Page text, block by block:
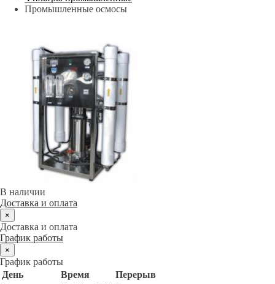
Промышленные осмосы
В наличии
Доставка и оплата
×
Доставка и оплата
График работы
×
График работы
День
Время
Перерыв